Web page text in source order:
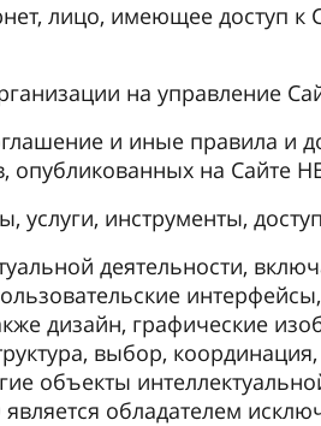
лицо, имеющее доступ
на управление
и иные правила и
на Сайте
инструменты,
деятельности,
дизайн, графические
выбор,
объекты
обладателем